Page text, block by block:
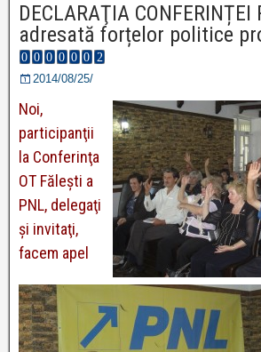
DECLARAŢIA CONFERINȚEI
adresată forțelor politice
2014/08/25/
Noi,
participanţii
la Conferinţa
OT Făleşti a
PNL, delegaţi
şi invitaţi,
facem apel